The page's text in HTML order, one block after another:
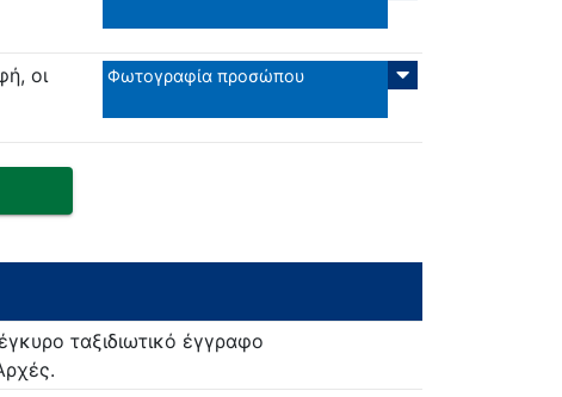
οι
Φωτογραφία προσώπου
ταξιδιωτικό έγγραφο